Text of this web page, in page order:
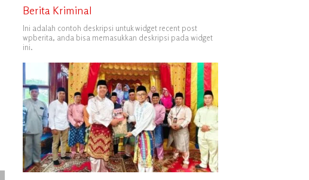
Berita Kriminal
Ini adalah contoh deskripsi untuk widget recent post
wpberita, anda bisa memasukkan deskripsi pada widget
ini.